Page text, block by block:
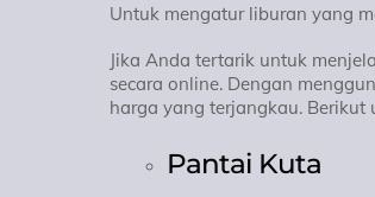
Untuk mengatur liburan yang
Jika Anda tertarik untuk
secara online. Dengan
harga yang terjangkau.
Pantai Kuta